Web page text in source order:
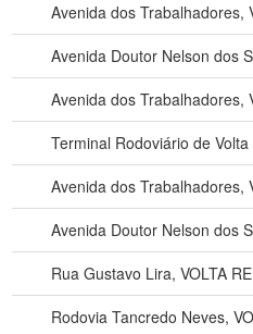
Avenida dos Trabalhadores,
Avenida Doutor Nelson dos
Avenida dos Trabalhadores,
Terminal Rodoviário de
Avenida dos Trabalhadores,
Avenida Doutor Nelson dos
Rua Gustavo Lira, VOLTA
Rodovia Tancredo Neves,